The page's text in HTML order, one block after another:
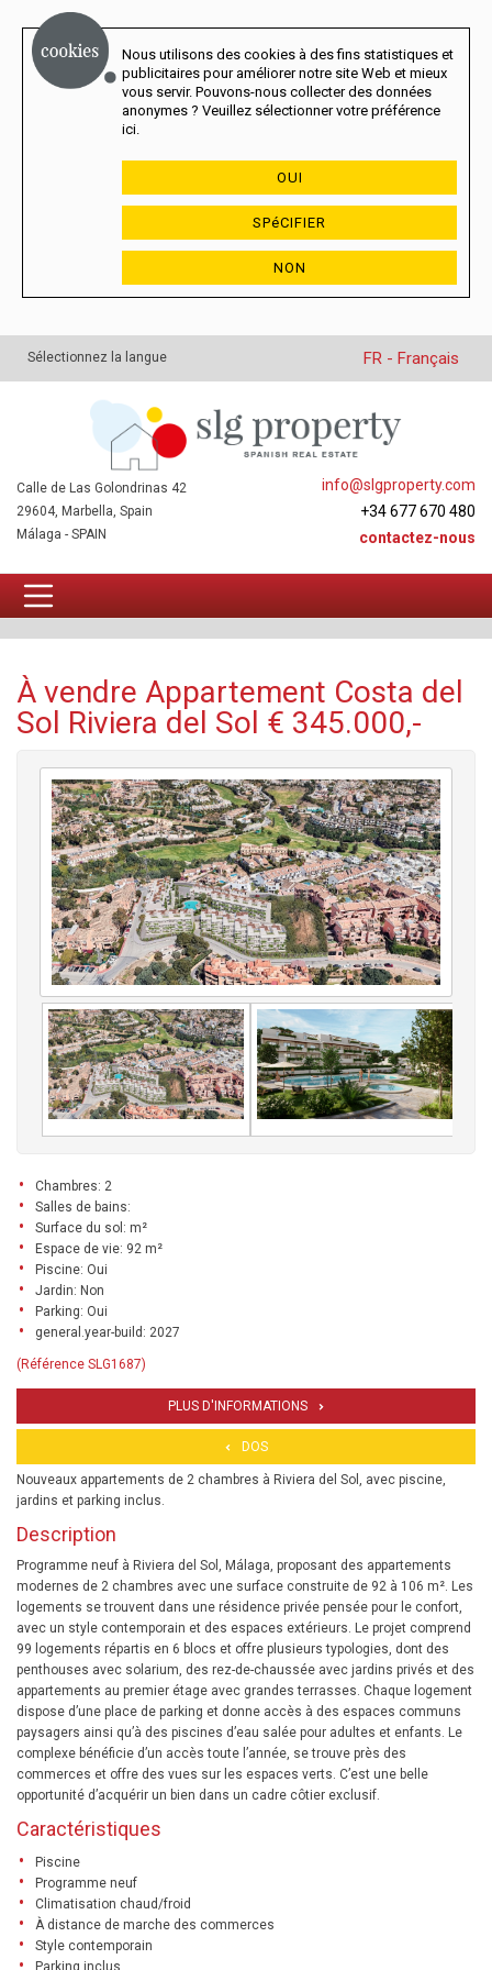
Nous utilisons des cookies à des fins statistiques et
publicitaires pour améliorer notre site Web et mieux
vous servir. Pouvons-nous collecter des données
anonymes ? Veuillez sélectionner votre préférence
ici.
OUI
SPéCIFIER
NON
Sélectionnez la langue FR - Français
info@slgproperty.com
+34 677 670 480
contactez-nous
Calle de Las Golondrinas 42
29604, Marbella, Spain
Málaga - SPAIN
À vendre Appartement Costa del
Sol Riviera del Sol € 345.000,-
Chambres: 2
Salles de bains:
Surface du sol: m²
Espace de vie: 92 m²
Piscine: Oui
Jardin: Non
Parking: Oui
general.year-build: 2027
(Référence SLG1687)
PLUS D'INFORMATIONS
DOS
Nouveaux appartements de 2 chambres à Riviera del Sol, avec piscine,
jardins et parking inclus.
Description
Programme neuf à Riviera del Sol, Málaga, proposant des appartements
modernes de 2 chambres avec une surface construite de 92 à 106 m². Les
logements se trouvent dans une résidence privée pensée pour le confort,
avec un style contemporain et des espaces extérieurs. Le projet comprend
99 logements répartis en 6 blocs et offre plusieurs typologies, dont des
penthouses avec solarium, des rez-de-chaussée avec jardins privés et des
appartements au premier étage avec grandes terrasses. Chaque logement
dispose d’une place de parking et donne accès à des espaces communs
paysagers ainsi qu’à des piscines d’eau salée pour adultes et enfants. Le
complexe bénéficie d’un accès toute l’année, se trouve près des
commerces et offre des vues sur les espaces verts. C’est une belle
opportunité d’acquérir un bien dans un cadre côtier exclusif.
Caractéristiques
Piscine
Programme neuf
Climatisation chaud/froid
À distance de marche des commerces
Style contemporain
Parking inclus